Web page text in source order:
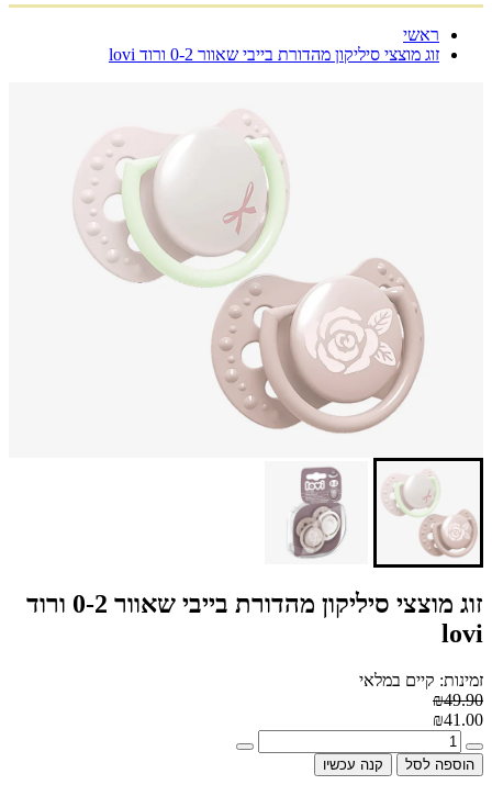
ראשי
זוג מוצצי סיליקון מהדורת בייבי שאוור 0-2 ורוד lovi
זוג מוצצי סיליקון מהדורת בייבי שאוור 0-2 ורוד
lovi
זמינות: קיים במלאי
₪49.90
₪41.00
הוספה לסל קנה עכשיו